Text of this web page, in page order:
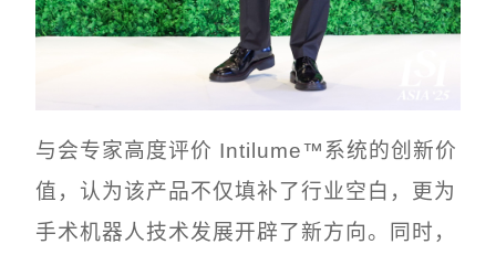
与会专家高度评价 Intilume™系统的创新价
值，认为该产品不仅填补了行业空白，更为
手术机器人技术发展开辟了新方向。同时，